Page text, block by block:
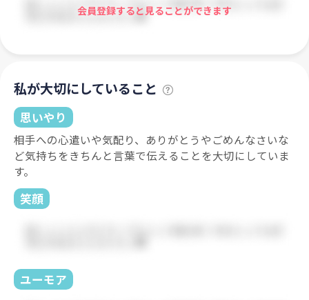
会員登録すると見ることができます
私が大切にしていること
思いやり
相手への心遣いや気配り、ありがとうやごめんなさいな
ど気持ちをきちんと言葉で伝えることを大切にしていま
す。
笑顔
ユーモア